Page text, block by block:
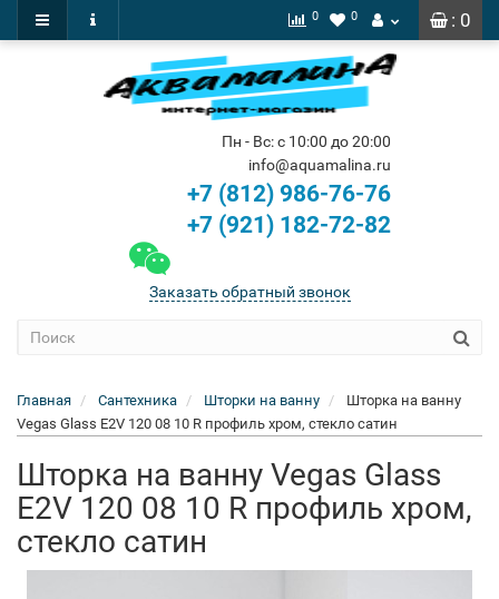
: 0
0 0
Пн - Вс: с 10:00 до 20:00
info@aquamalina.ru
+7 (812) 986-76-76
+7 (921) 182-72-82
Заказать обратный звонок
Главная Сантехника Шторки на ванну
Шторка на ванну
Vegas Glass E2V 120 08 10 R профиль хром, стекло сатин
Шторка на ванну Vegas Glass
E2V 120 08 10 R профиль хром,
стекло сатин